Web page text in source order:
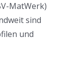
MatWerk)
sind
und